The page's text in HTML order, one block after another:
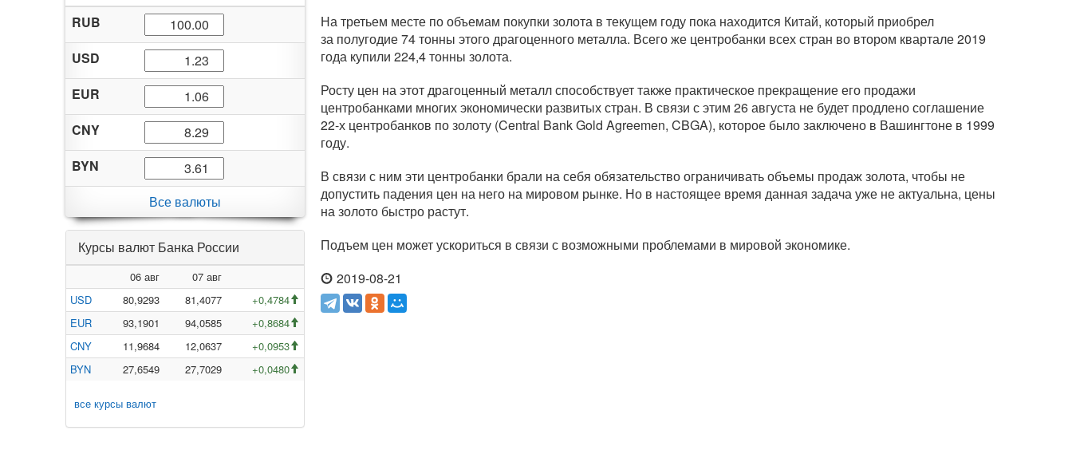
RUB
USD
EUR
CNY
BYN
Все валюты
Курсы валют Банка России
06 авг
07 авг
USD
80,9293 81,4077
+0,4784
EUR
93,1901 94,0585
+0,8684
CNY
11,9684 12,0637
+0,0953
BYN
27,6549 27,7029 +0,0480
все курсы валют
На третьем месте по объемам покупки золота в текущем году пока находится Китай, который приобрел
за полугодие 74 тонны этого драгоценного металла. Всего же центробанки всех стран во втором квартале 2019
года купили 224,4 тонны золота.
Росту цен на этот драгоценный металл способствует также практическое прекращение его продажи
центробанками многих экономически развитых стран. В связи с этим 26 августа не будет продлено соглашение
22-х центробанков по золоту (Central Bank Gold Agreemen, CBGA), которое было заключено в Вашингтоне в 1999
году.
В связи с ним эти центробанки брали на себя обязательство ограничивать объемы продаж золота, чтобы не
допустить падения цен на него на мировом рынке. Но в настоящее время данная задача уже не актуальна, цены
на золото быстро растут.
Подъем цен может ускориться в связи с возможными проблемами в мировой экономике.
2019-08-21